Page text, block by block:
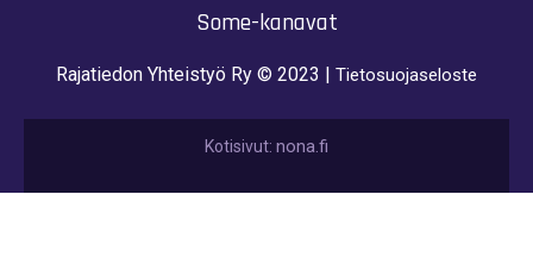
Some-kanavat
Rajatiedon Yhteistyö Ry © 2023 | Tietosuojaseloste
Kotisivut: nona.fi